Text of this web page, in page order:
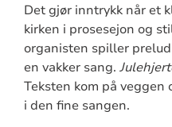
Det gjør inntrykk når et
kirken i prosesejon og
organisten spiller
en vakker sang.
Teksten kom på veggen
i den fine sangen.